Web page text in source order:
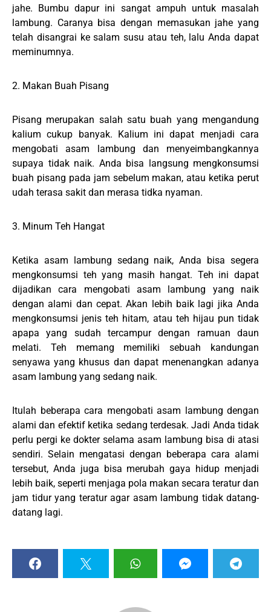
jahe. Bumbu dapur ini sangat ampuh untuk masalah
lambung. Caranya bisa dengan memasukan jahe yang
telah disangrai ke salam susu atau teh, lalu Anda dapat
meminumnya.
2. Makan Buah Pisang
Pisang merupakan salah satu buah yang mengandung
kalium cukup banyak. Kalium ini dapat menjadi cara
mengobati asam lambung dan menyeimbangkannya
supaya tidak naik. Anda bisa langsung mengkonsumsi
buah pisang pada jam sebelum makan, atau ketika perut
udah terasa sakit dan merasa tidka nyaman.
3. Minum Teh Hangat
Ketika asam lambung sedang naik, Anda bisa segera
mengkonsumsi teh yang masih hangat. Teh ini dapat
dijadikan cara mengobati asam lambung yang naik
dengan alami dan cepat. Akan lebih baik lagi jika Anda
mengkonsumsi jenis teh hitam, atau teh hijau pun tidak
apapa yang sudah tercampur dengan ramuan daun
melati. Teh memang memiliki sebuah kandungan
senyawa yang khusus dan dapat menenangkan adanya
asam lambung yang sedang naik.
Itulah beberapa cara mengobati asam lambung dengan
alami dan efektif ketika sedang terdesak. Jadi Anda tidak
perlu pergi ke dokter selama asam lambung bisa di atasi
sendiri. Selain mengatasi dengan beberapa cara alami
tersebut, Anda juga bisa merubah gaya hidup menjadi
lebih baik, seperti menjaga pola makan secara teratur dan
jam tidur yang teratur agar asam lambung tidak datang-
datang lagi.